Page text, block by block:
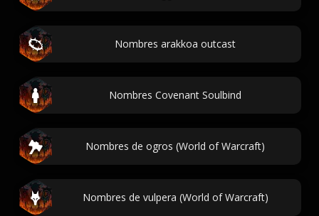
Nombres arakkoa outcast
Nombres Covenant Soulbind
Nombres de ogros (World of Warcraft)
Nombres de vulpera (World of Warcraft)